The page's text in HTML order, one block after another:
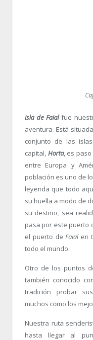
isla de Faialfue
aventura. Está
conjunto de las
capital, Horta, es
entre Europa y
población es uno de
leyenda que todo
su huella a modo de
su destino, sea
pasa por este puerto
el puerto deFaial en
todo el mundo.
Otro de los puntos
también conocido
tradición probar
muchos como los
Nuestra ruta
hasta llegar al